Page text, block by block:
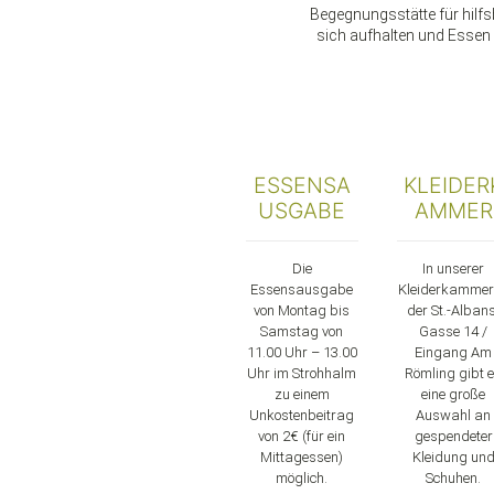
Begegnungsstätte für
sich aufhalten und
ESSENSA
USGABE
Die
Essensausgabe
von Montag bis
Samstag von
11.00 Uhr – 13.00
Uhr im Strohhalm
zu einem
Unkostenbeitrag
von 2€ (für ein
Mittagessen)
möglich.
AMMER
In unserer
der St.-
Gasse 14 /
Eingang Am
Römling gibt
eine große
Auswahl an
gespendeter
Kleidung und
Schuhen.